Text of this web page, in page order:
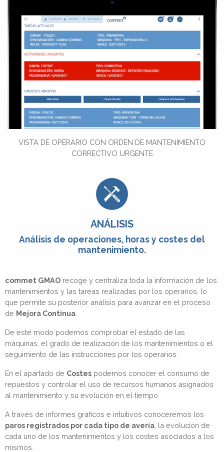
VISTA DE OPERARIO CON ORDEN DE MANTENIMIENTO
CORRECTIVO URGENTE
ANÁLISIS
Análisis de operaciones, horas y costes del
mantenimiento.
commet GMAO recoge y centraliza toda la información de los
mantenimientos y las tareas realizadas por los operarios, lo
que permite su posterior análisis para avanzar en el proceso
de Mejora Continua
De este modo podemos comprobar el estado de las
máquinas, el grado de realización de los mantenimientos o el
seguimiento de las instrucciones por los operarios.
En el apartado de Costes podemos conocer el consumo de
repuestos y controlar el uso de recursos humanos asignados
al mantenimiento y su evolución en el tiempo.
A través de informes gráficos e intuitivos conoceremos los
paros registrados por cada tipo de avería , la evolución de
cada uno de los mantenimientos y los costes asociados a los
mismos.